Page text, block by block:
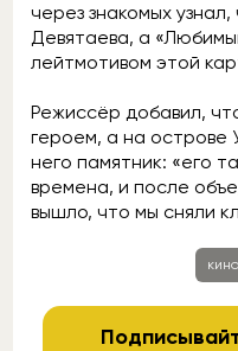
через знакомых
Девятаева, а
лейтмотивом этой
Режиссёр добавил,
героем, а на острове
него памятник: «его
времена, и после
вышло, что мы сняли
кино